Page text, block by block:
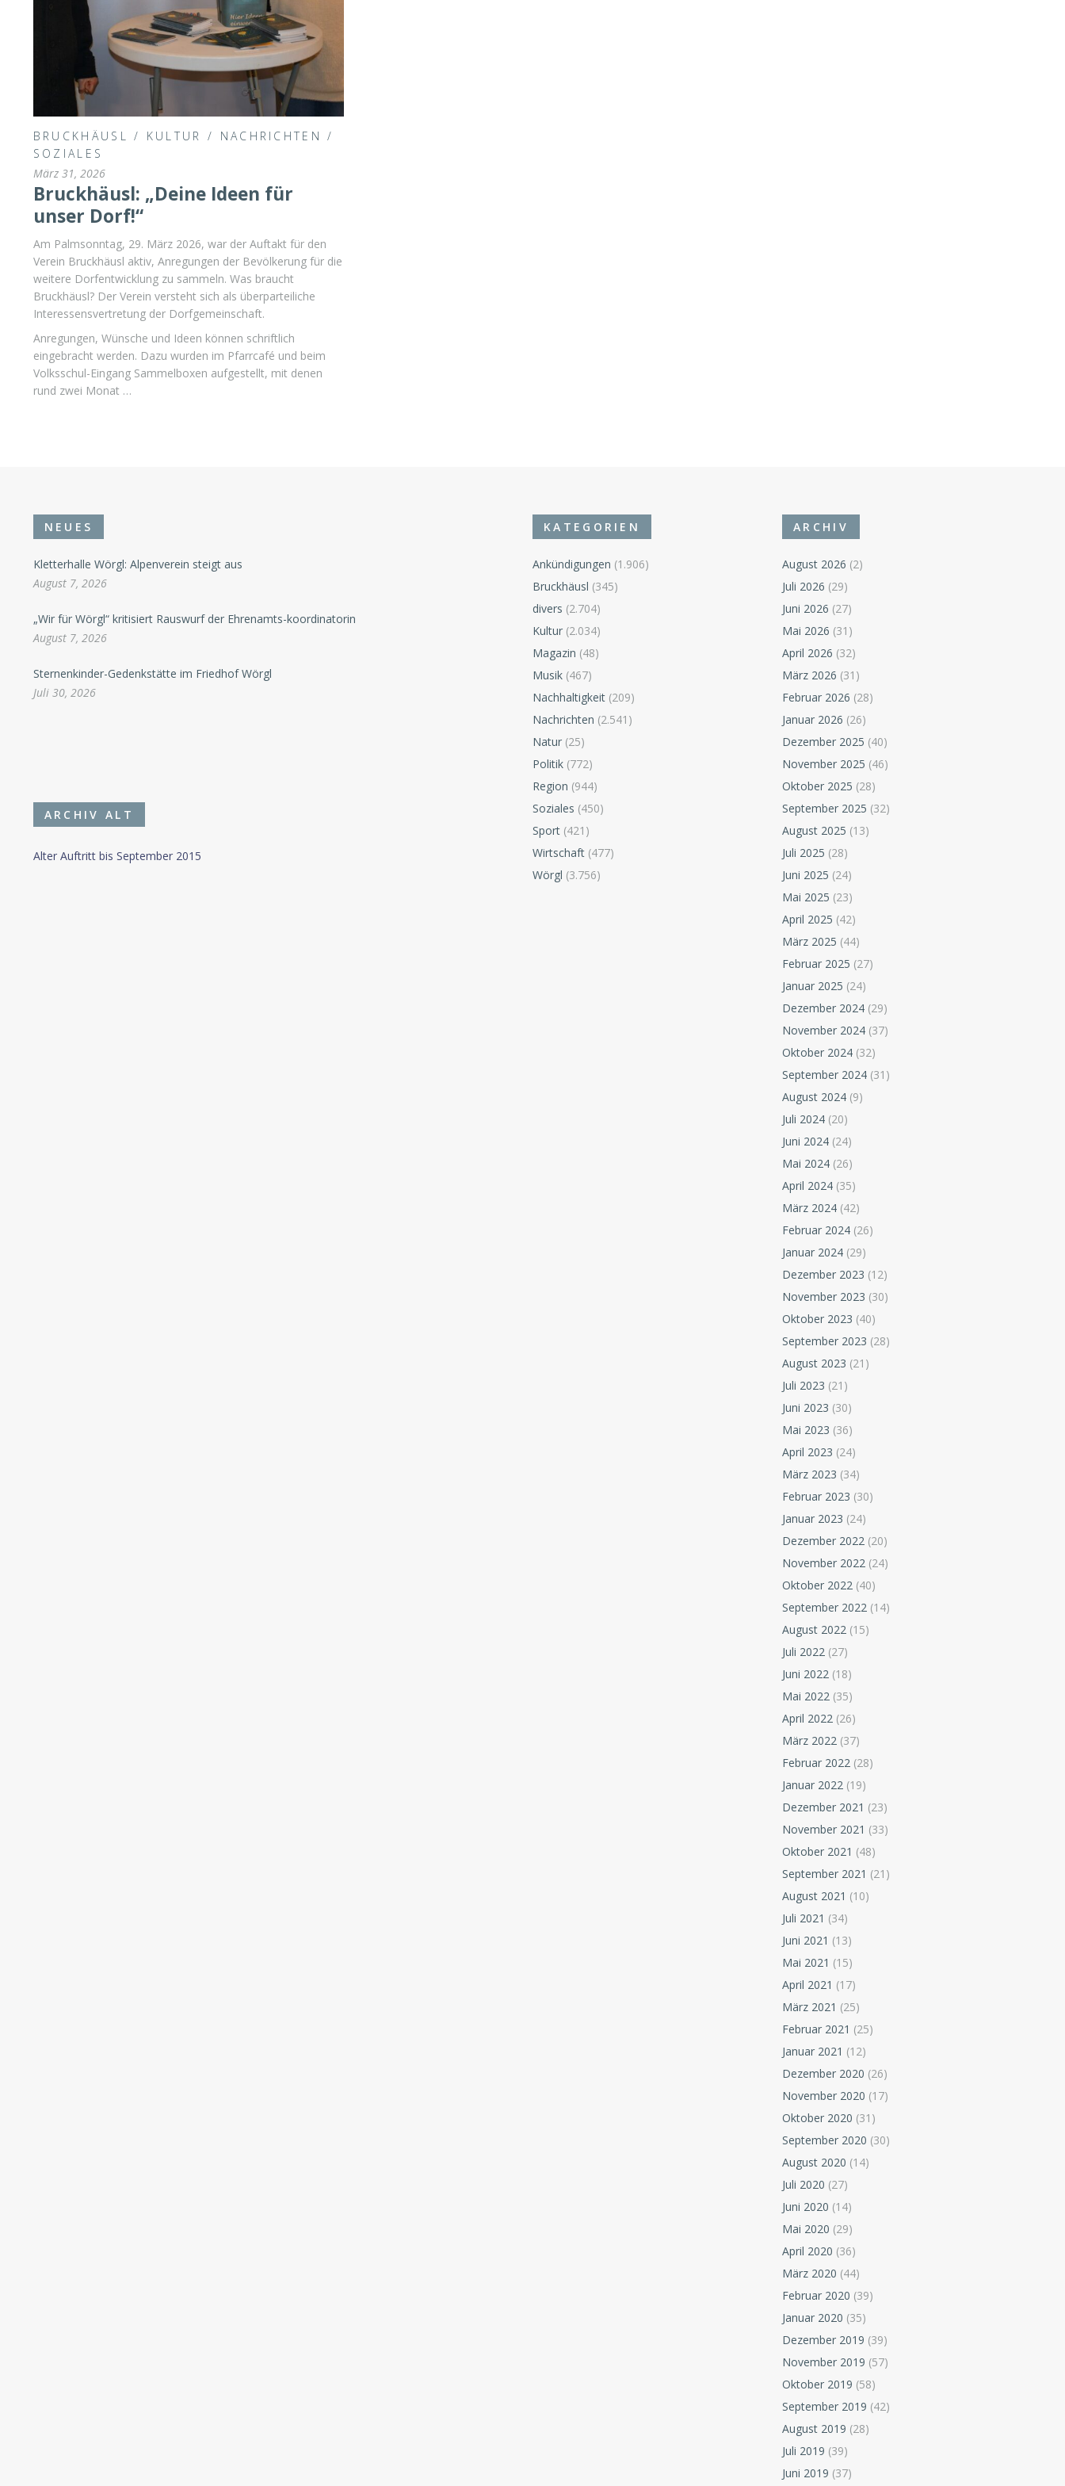
BRUCKHÄUSL / KULTUR / NACHRICHTEN /
SOZIALES
März 31, 2026
Bruckhäusl: „Deine Ideen für
unser Dorf!“
Am Palmsonntag, 29. März 2026, war der Auftakt für den
Verein Bruckhäusl aktiv, Anregungen der Bevölkerung für die
weitere Dorfentwicklung zu sammeln. Was braucht
Bruckhäusl? Der Verein versteht sich als überparteiliche
Interessensvertretung der Dorfgemeinschaft.
Anregungen, Wünsche und Ideen können schriftlich
eingebracht werden. Dazu wurden im Pfarrcafé und beim
Volksschul-Eingang Sammelboxen aufgestellt, mit denen
rund zwei Monat …
NEUES
Kletterhalle Wörgl: Alpenverein steigt aus
August 7, 2026
„Wir für Wörgl“ kritisiert Rauswurf der Ehrenamts-koordinatorin
August 7, 2026
Sternenkinder-Gedenkstätte im Friedhof Wörgl
Juli 30, 2026
ARCHIV ALT
Alter Auftritt bis September 2015
KATEGORIEN
Ankündigungen (1.906)
Bruckhäusl (345)
divers (2.704)
Kultur (2.034)
Magazin (48)
Musik (467)
Nachhaltigkeit (209)
Nachrichten (2.541)
Natur (25)
Politik (772)
Region (944)
Soziales (450)
Sport (421)
Wirtschaft (477)
Wörgl (3.756)
ARCHIV
August 2026 (2)
Juli 2026 (29)
Juni 2026 (27)
Mai 2026 (31)
April 2026 (32)
März 2026 (31)
Februar 2026 (28)
Januar 2026 (26)
Dezember 2025 (40)
November 2025 (46)
Oktober 2025 (28)
September 2025 (32)
August 2025 (13)
Juli 2025 (28)
Juni 2025 (24)
Mai 2025 (23)
April 2025 (42)
März 2025 (44)
Februar 2025 (27)
Januar 2025 (24)
Dezember 2024 (29)
November 2024 (37)
Oktober 2024 (32)
September 2024 (31)
August 2024 (9)
Juli 2024 (20)
Juni 2024 (24)
Mai 2024 (26)
April 2024 (35)
März 2024 (42)
Februar 2024 (26)
Januar 2024 (29)
Dezember 2023 (12)
November 2023 (30)
Oktober 2023 (40)
September 2023 (28)
August 2023 (21)
Juli 2023 (21)
Juni 2023 (30)
Mai 2023 (36)
April 2023 (24)
März 2023 (34)
Februar 2023 (30)
Januar 2023 (24)
Dezember 2022 (20)
November 2022 (24)
Oktober 2022 (40)
September 2022 (14)
August 2022 (15)
Juli 2022 (27)
Juni 2022 (18)
Mai 2022 (35)
April 2022 (26)
März 2022 (37)
Februar 2022 (28)
Januar 2022 (19)
Dezember 2021 (23)
November 2021 (33)
Oktober 2021 (48)
September 2021 (21)
August 2021 (10)
Juli 2021 (34)
Juni 2021 (13)
Mai 2021 (15)
April 2021 (17)
März 2021 (25)
Februar 2021 (25)
Januar 2021 (12)
Dezember 2020 (26)
November 2020 (17)
Oktober 2020 (31)
September 2020 (30)
August 2020 (14)
Juli 2020 (27)
Juni 2020 (14)
Mai 2020 (29)
April 2020 (36)
März 2020 (44)
Februar 2020 (39)
Januar 2020 (35)
Dezember 2019 (39)
November 2019 (57)
Oktober 2019 (58)
September 2019 (42)
August 2019 (28)
Juli 2019 (39)
Juni 2019 (37)